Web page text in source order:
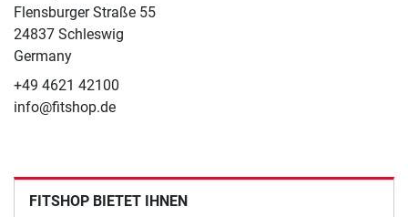
Flensburger Straße 55
24837 Schleswig
Germany
+49 4621 42100
info@fitshop.de
FITSHOP BIETET IHNEN